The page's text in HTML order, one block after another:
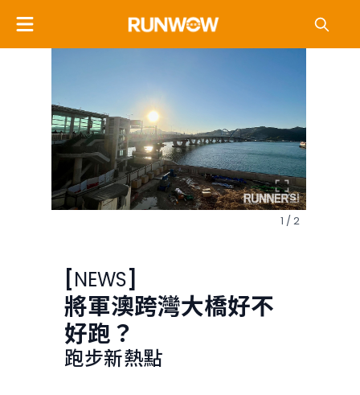
1 / 2
[NEWS]
將軍澳跨灣大橋好不
好跑？
跑步新熱點